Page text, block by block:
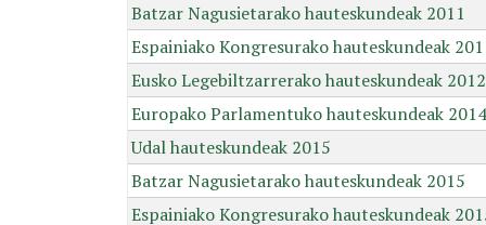
Batzar Nagusietarako hauteskundeak 2011
Espainiako Kongresurako hauteskundeak
Eusko Legebiltzarrerako hauteskundeak 2012
Europako Parlamentuko hauteskundeak 2014
Udal hauteskundeak 2015
Batzar Nagusietarako hauteskundeak 2015
Espainiako Kongresurako hauteskundeak